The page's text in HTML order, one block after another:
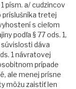
písm. a/ cudzincov
tretej
s cieľom
podľa § 77 ods. 1,
dáva
1 návratovej
prípade
ale menej prísne
môžu zaistiť len